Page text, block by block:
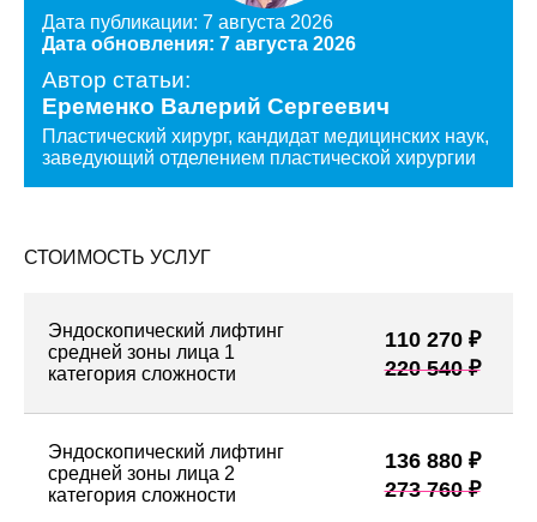
Дата публикации: 7 августа 2026
Дата обновления: 7 августа 2026
Автор статьи:
Еременко Валерий Сергеевич
Пластический хирург, кандидат медицинских наук,
заведующий отделением пластической хирургии
СТОИМОСТЬ УСЛУГ
Эндоскопический лифтинг
средней зоны лица 1
категория сложности
110 270 ₽
220 540 ₽
Эндоскопический лифтинг
средней зоны лица 2
категория сложности
136 880 ₽
273 760 ₽